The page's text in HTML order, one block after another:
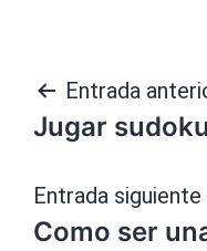
de
entradas
Entrada
Jugar
Entrada siguiente
Como ser